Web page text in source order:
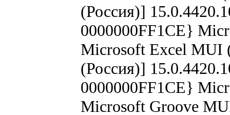
(Россия)]
0000000FF1CE}
Microsoft Excel MUI
(Россия)]
0000000FF1CE}
Microsoft Groove